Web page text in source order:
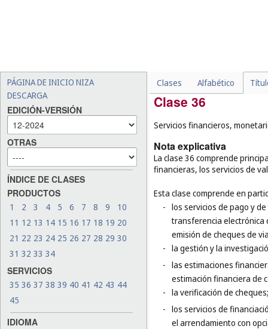
PÁGINA DE INICIO NIZA
DESCARGA
EDICIÓN-VERSIÓN
OTRAS
ÍNDICE DE CLASES
PRODUCTOS
1 2 3 4 5 6 7 8 9
10
11 12 13 14 15 16 17 18 19 20
21 22 23 24 25 26 27 28 29 30
31 32 33 34
SERVICIOS
35 36 37 38 39 40 41 42 43 44
45
IDIOMA
Clases Alfabético
el registro de nombres
Clase 36
Servicios financieros,
Nota explicativa
La clase 36 comprende
financieras, los servicios de
Esta clase comprende en
- los servicios de pago y
transferencia electrónica
emisión de cheques de
- la gestión y la
- las estimaciones
estimación financiera de
- la verificación de cheques;
- los servicios de
el arrendamiento con